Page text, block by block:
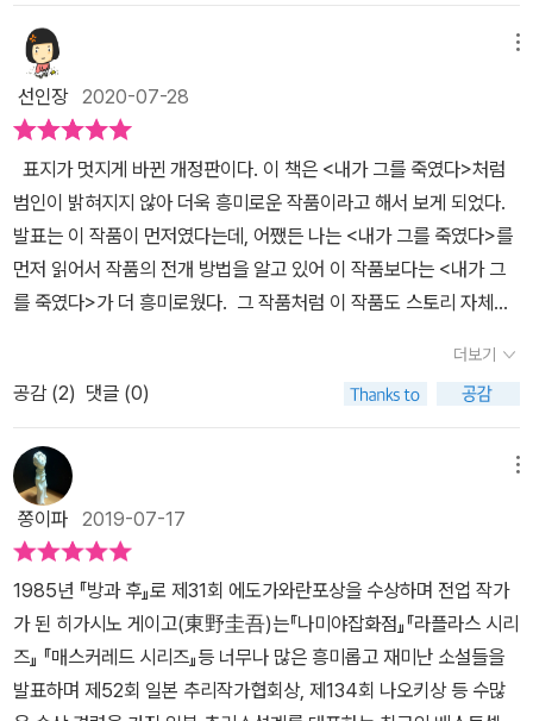
심정에는 공감하지만 그가 성공하기를 응원하기는 어려웠는데, 가가
형사가 적절한 타이밍에 나타나 야스마사가 돌이킬 수 없는 선택을
하지 못하게 막아주고 진범도 찾는 데에도 성공해 안심했다. (가가 형
사가 히가시노 게이고가 만든 다른 형사 또는 탐정 캐릭터에 비해 인
정이 많은 캐릭터로 인식된 건 이때부터 일지도 모르겠다.)가가 형사
시리즈 제4권 <둘 중 누군가 그녀를 죽였다>와 제5권 <내가 그를
죽였다>는 작가가 의도적으로 범인의 이름을 밝히지 않은 채 소설을
끝맺은 작품으로도 유명하다. 내가 읽은 2019년에 나온 현대문학 '가
가 형사 시리즈' 전면 개정판에는 각 권마다 범인의 실체에 대한 결정
특정하기 어렵다고 느낀 독자(=나)에게 힌트를 제공한다. 추리다운
추리를 해보고 싶은 독자에게 추천한다.
는 것은 약간 불친절한 것이 아닐까 싶었다. 그래도 재미있었다. 여동
생이 오빠에게 믿었던 이에게 배신당했다면서 떠나겠다고 전화를 해
왔다. 그러나 그녀는 오지 않고. 뭔가 이상함을 깨달은 오빠는 동생의
집으로 가고. 항상 찜찜하고 불길하다 싶으면 그 예감을 적중한다. 동
생은 죽어있었다. 그렇지만 여기서 오빠는 의외의 행동을 한다. 동생
의 타살을 보여줌직한 것들을 숨긴다. 그리고 동생의 죽음이 자살인
것처럼...그리고 자신은 단독으로 동생의 범인추격전에 돌입한다.아
마 가가 교이치로 형사가 그 사건에 관심을 보이지 않았더라면 어쩜
오빠 야스마사의 복수로 끝났을수도.그렇지만 가가는 오빠의 추격을
눈치챘고, 복수를 함으로써 동생이 억울하게 죽은 것에 대한 만족감
을 느낄지 몰라도 결국엔 그 복수가 당사자를 갉아먹는 이유가 될것
을 알고 그를 막기 위해 나선 것이다. 소노코의 죽음이 참 안타까웠다.
유떄문에 상처를 입고 좌절하고 죽기도 하는 것도 사실이다.자신의
남자친구가 다른 누구도 아닌 절친과 바람이 났다면 그 배신감이 얼
마나 클까?그냥 한번 그래... 나쁜것들 하고 욕하고 돌아서기에는 무
리수가 있었을 것이다. 여동생의 죽음을 밝히기 위해 고군분투하는
오빠도, 또 그를 막기 위한 가가 형사도 멋있었다.작가는 도대체 왜 우
리에게 이 사람이 범인이다 하고 지목해주지 않은 것일까?꼼꼼하게
짜여진 시나리오를 읽으며 범인 찾기에 동참한 독자에게... 이만큼 증
거를 줄테니, 이제 네가 추리해서 범인을 알아내봐 라고 한 이유가 뭐
지에 대해 궁금해지기까지 했다.
선인장2020-07-28
표지가 멋지게 바뀐 개정판이다. 이 책은 <내가 그를 죽였다>처럼
범인이 밝혀지지 않아 더욱 흥미로운 작품이라고 해서 보게 되었다.
발표는 이 작품이 먼저였다는데, 어쨌든 나는 <내가 그를 죽였다>를
먼저 읽어서 작품의 전개 방법을 알고 있어 이 작품보다는 <내가 그
를 죽였다>가 더 흥미로웠다. 그 작품처럼 이 작품도 스토리 자체는
를 선택한 소노코가 그림을 팔고 있는 준이치에게 고양이 그림을 얻
게 되고 이것이 계기가 되어 연인으로 발전하다. 소노코에게는 키는
작지만 미모가 출중한 여고 때부터의 친구였던 가요코가 있었다. 준
이치를 가요코에게 소개를 시켜줬는데, 둘이 사랑하는 사이가 된다.
소노코는 사체로 발견되기 전에 고향에서 교통경찰을 하고 있는 오빠
에게 얼핏 배신을 당했다는 뉘앙스의 전화를 한 통 했었다. 오빠는 동
생을 위로해 주고 싶어 고향으로 내려오라고 했는데 동생이 계속 연
락이 되지 않아 집으로 찾아왔는데 죽어 있었던 것이다. 일찍 부모님
을 잃어 여동생이 늘 안타까웠던 오빠는 자신이 직접 범인을 잡아 복
수하고픈 마음에 소노코의 죽음은 타살이 분명하지만 경찰이 개입할
수 없게 자살로 위장한다. 하지만 히가시노 게이고 작품의 대표 형사,
더보기
공감 (2) 댓글 (0)
쫑이파 2019-07-17
1985년 『방과 후』로 제31회 에도가와란포상을 수상하며 전업 작가
가 된 히가시노 게이고(東野圭吾)는『나미야잡화점』『라플라스 시리
즈』 『매스커레드 시리즈』등 너무나 많은 흥미롭고 재미난 소설들을
발표하며 제52회 일본 추리작가협회상, 제134회 나오키상 등 수많